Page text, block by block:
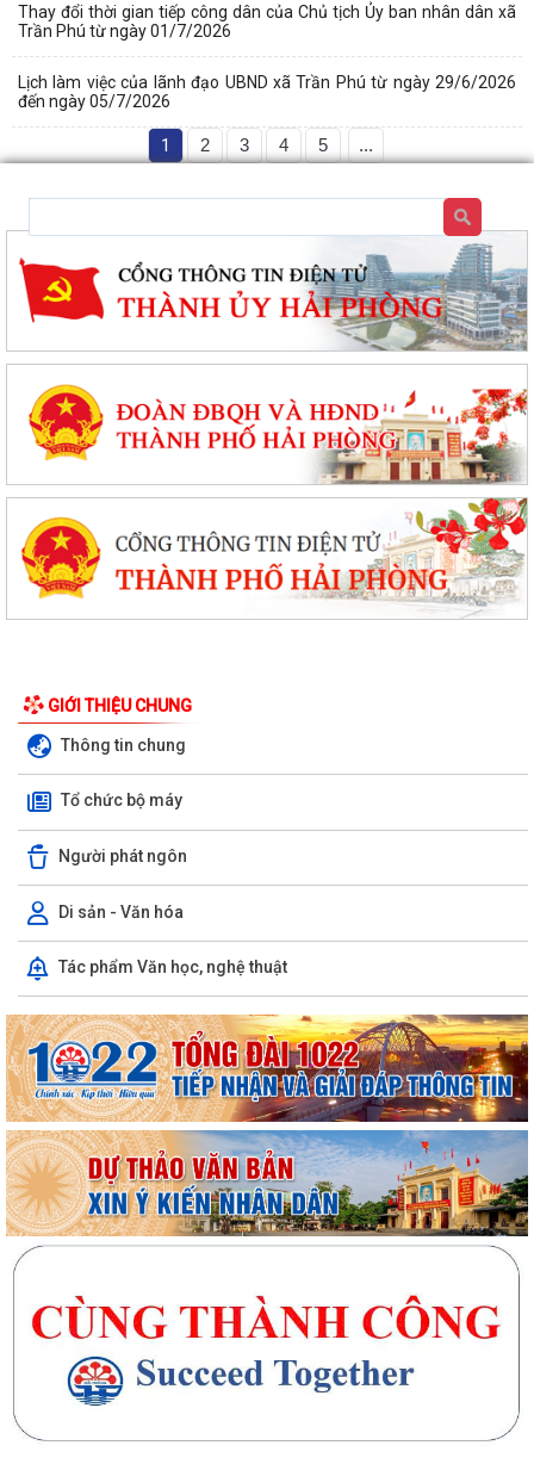
Thay đổi thời gian tiếp công dân của Chủ tịch Ủy ban nhân dân xã
Trần Phú từ ngày 01/7/2026
Lịch làm việc của lãnh đạo UBND xã Trần Phú từ ngày 29/6/2026
đến ngày 05/7/2026
1 2 3 4 5 ...
GIỚI THIỆU CHUNG
Thông tin chung
Tổ chức bộ máy
Người phát ngôn
Di sản - Văn hóa
Tác phẩm Văn học, nghệ thuật
Xã Trần Phú: Ấm áp – nghĩa tình buổi gặp mặt kỷ niệm 65 năm Thảm
họa da cam ở Việt Nam “Từ nỗi đau...
tiến độ triển khai thực hiện Kế...
Đồng chí Phó Bí thư Thường trực Đảng ủy xã Trần Phú về dự sinh hoạt
với Chi bộ thôn Thanh Quang
Đồng chí Bí thư Đảng ủy, Chủ tịch HĐND xã Trần Phú về dự sinh hoạt